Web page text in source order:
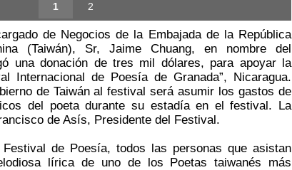
1 2
de Negocios de la Embajada de la República
(Taiwán), Sr, Jaime Chuang, en nombre del
una donación de tres mil dólares, para apoyar la
Internacional de Poesía de Granada”, Nicaragua.
de Taiwán al festival será asumir los gastos de
del poeta durante su estadía en el festival. La
de Asís, Presidente del Festival.
de Poesía, todos las personas que asistan
lírica de uno de los Poetas taiwanés más